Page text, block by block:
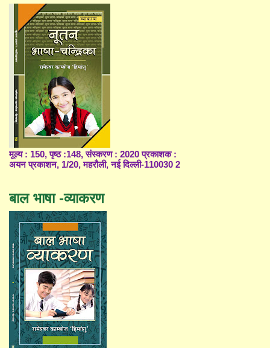
मूल्य : 150, पृष्ठ :148, संस्करण : 2020 प्रकाशक :
अयन प्रकाशन, 1/20, महरौली, नई दिल्ली-110030 2
बाल भाषा -व्याकरण